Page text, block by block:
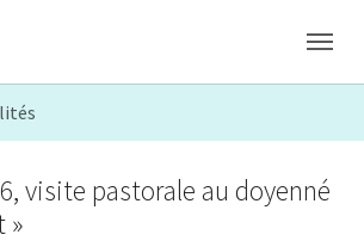
visite pastorale au doyenné
»